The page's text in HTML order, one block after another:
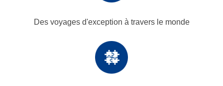
Des voyages d'exception à travers le monde